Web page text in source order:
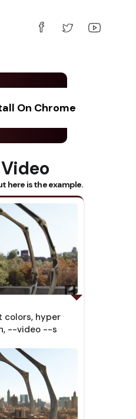
On Chrome
here is the example.
colors, hyper
--video --s